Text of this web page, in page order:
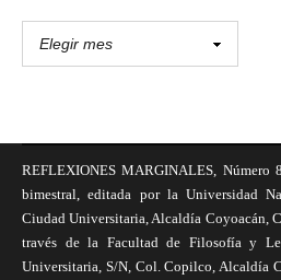
REFLEXIONES MARGINALES, Número
bimestral, editada por la Universidad
Ciudad Universitaria, Alcaldía Coyoacán,
través de la Facultad de Filosofía y
Universitaria, S/N, Col. Copilco, Alcaldía